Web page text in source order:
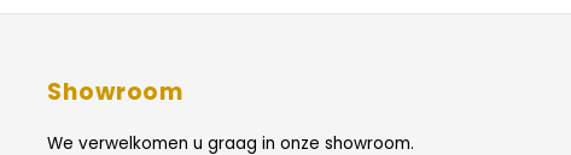
Showroom
We verwelkomen u graag in onze showroom.